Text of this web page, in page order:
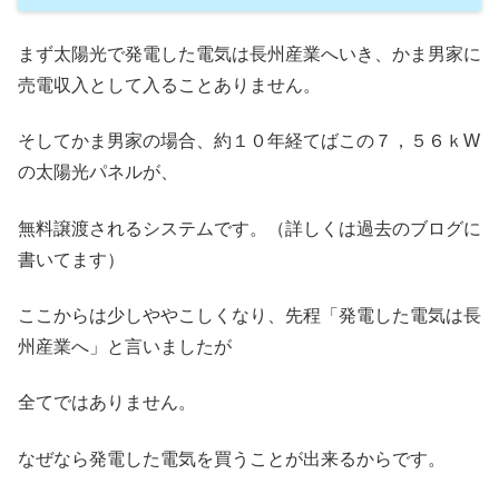
まず太陽光で発電した電気は長州産業へいき、かま男家に
売電収入として入ることありません。
そしてかま男家の場合、約１０年経てばこの７，５６ｋW
の太陽光パネルが、
無料譲渡されるシステムです。（詳しくは過去のブログに
書いてます）
ここからは少しややこしくなり、先程「発電した電気は長
州産業へ」と言いましたが
全てではありません。
なぜなら発電した電気を買うことが出来るからです。